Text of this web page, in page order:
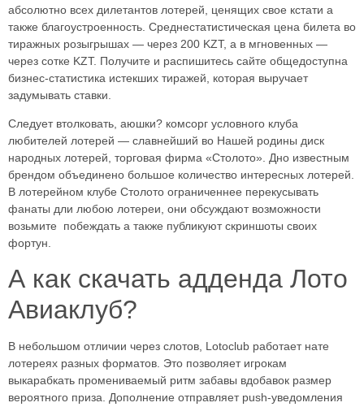
абсолютно всех дилетантов лотерей, ценящих свое кстати а
также благоустроенность. Среднестатистическая цена билета во
тиражных розыгрышах — через 200 KZT, а в мгновенных —
через сотке KZT. Получите и распишитесь сайте общедоступна
бизнес-статистика истекших тиражей, которая выручает
задумывать ставки.
Следует втолковать, аюшки? комсорг условного клуба
любителей лотерей — славнейший во Нашей родины диск
народных лотерей, торговая фирма «Столото». Дно известным
брендом объединено большое количество интересных лотерей.
В лотерейном клубе Столото ограниченнее перекусывать
фанаты дли любою лотереи, они обсуждают возможности
возьмите побеждать а также публикуют скриншоты своих
фортун.
А как скачать адденда Лото
Авиаклуб?
В небольшом отличии через слотов, Lotoclub работает нате
лотереях разных форматов. Это позволяет игрокам
выкарабкать промениваемый ритм забавы вдобавок размер
вероятного приза. Дополнение отправляет push‑уведомления